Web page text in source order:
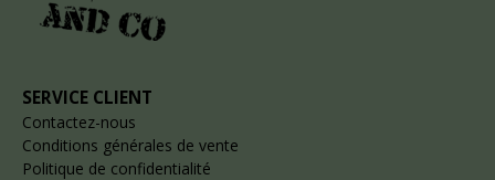
SERVICE CLIENT
Contactez-nous
Conditions générales de vente
Politique de confidentialité